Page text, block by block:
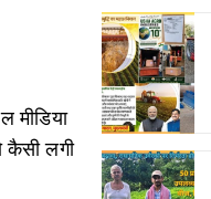
मीडिया
कैसी लगी